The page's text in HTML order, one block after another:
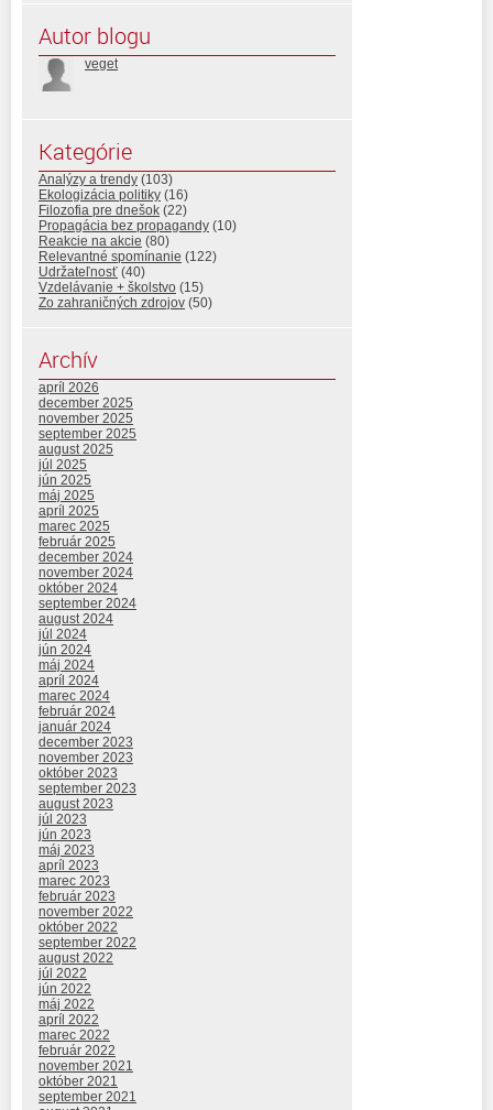
Autor blogu
veget
Kategórie
Analýzy a trendy (103)
Ekologizácia politiky (16)
Filozofia pre dnešok (22)
Propagácia bez propagandy (10)
Reakcie na akcie (80)
Relevantné spomínanie (122)
Udržateľnosť (40)
Vzdelávanie + školstvo (15)
Zo zahraničných zdrojov (50)
Archív
apríl 2026
december 2025
november 2025
september 2025
august 2025
júl 2025
jún 2025
máj 2025
apríl 2025
marec 2025
február 2025
december 2024
november 2024
október 2024
september 2024
august 2024
júl 2024
jún 2024
máj 2024
apríl 2024
marec 2024
február 2024
január 2024
december 2023
november 2023
október 2023
september 2023
august 2023
júl 2023
jún 2023
máj 2023
apríl 2023
marec 2023
február 2023
november 2022
október 2022
september 2022
august 2022
júl 2022
jún 2022
máj 2022
apríl 2022
marec 2022
február 2022
november 2021
október 2021
september 2021